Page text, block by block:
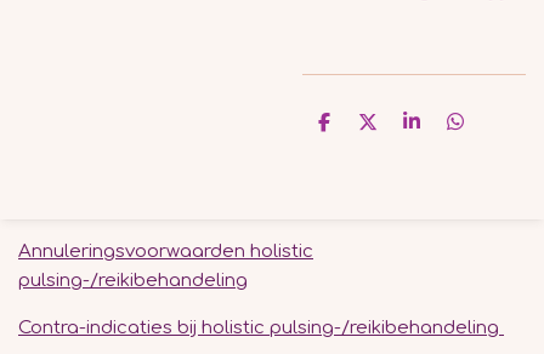
D
D
S
D
Annuleringsvoorwaarden holistic
pulsing-/reikibehandeling
Contra-indicaties bij holistic pulsing-/reikibehandeling